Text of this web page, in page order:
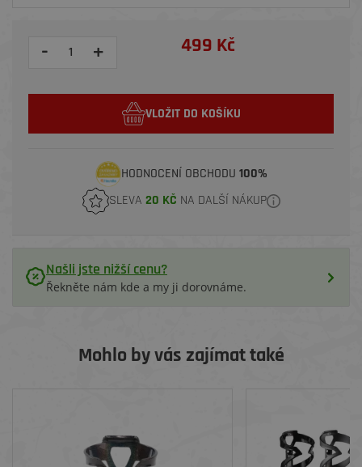
- + 499 Kč
VLOŽIT DO KOŠÍKU
HODNOCENÍ OBCHODU 100%
SLEVA 20 KČ NA DALŠÍ NÁKUP
Našli jste nižší cenu?
Řekněte nám kde a my ji dorovnáme.
Mohlo by vás zajímat také